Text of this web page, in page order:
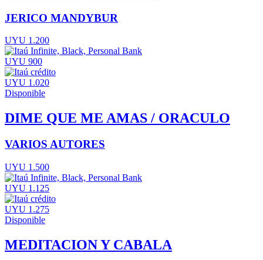
JERICO MANDYBUR
UYU 1.200
UYU 900
UYU 1.020
Disponible
DIME QUE ME AMAS / ORACULO
VARIOS AUTORES
UYU 1.500
UYU 1.125
UYU 1.275
Disponible
MEDITACION Y CABALA